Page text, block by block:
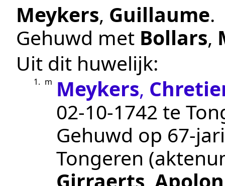
Meykers, Guillaume.
Gehuwd met Bollars,
Uit dit huwelijk:
1. m Meykers,
02‑10‑1742 te
Gehuwd op 67-
Tongeren